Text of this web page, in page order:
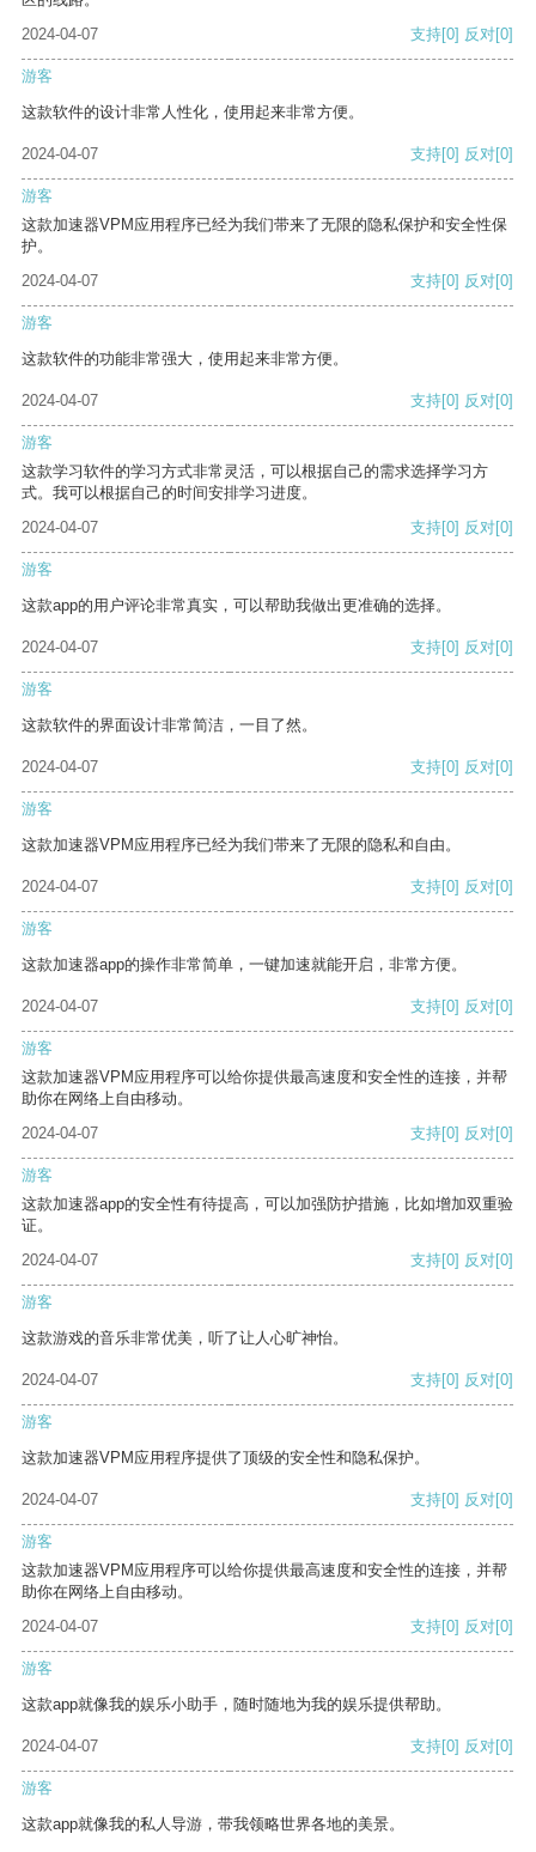
2024-04-07
支持[0] 反对[0]
游客
这款软件的设计非常人性化，使用起来非常方便。
2024-04-07 支持[0] 反对[0]
游客
这款加速器VPM应用程序已经为我们带来了无限的隐私保护和安全性保
护。
2024-04-07
支持[0] 反对[0]
游客
这款软件的功能非常强大，使用起来非常方便。
2024-04-07 支持[0] 反对[0]
游客
这款学习软件的学习方式非常灵活，可以根据自己的需求选择学习方
式。我可以根据自己的时间安排学习进度。
2024-04-07
支持[0] 反对[0]
游客
这款app的用户评论非常真实，可以帮助我做出更准确的选择。
2024-04-07 支持[0] 反对[0]
游客
这款软件的界面设计非常简洁，一目了然。
2024-04-07 支持[0] 反对[0]
游客
这款加速器VPM应用程序已经为我们带来了无限的隐私和自由。
2024-04-07 支持[0] 反对[0]
游客
这款加速器app的操作非常简单，一键加速就能开启，非常方便。
2024-04-07 支持[0] 反对[0]
游客
这款加速器VPM应用程序可以给你提供最高速度和安全性的连接，并帮
助你在网络上自由移动。
2024-04-07
支持[0] 反对[0]
游客
这款加速器app的安全性有待提高，可以加强防护措施，比如增加双重验
证。
2024-04-07
支持[0] 反对[0]
游客
这款游戏的音乐非常优美，听了让人心旷神怡。
2024-04-07 支持[0] 反对[0]
游客
这款加速器VPM应用程序提供了顶级的安全性和隐私保护。
2024-04-07 支持[0] 反对[0]
游客
这款加速器VPM应用程序可以给你提供最高速度和安全性的连接，并帮
助你在网络上自由移动。
2024-04-07
支持[0] 反对[0]
游客
这款app就像我的娱乐小助手，随时随地为我的娱乐提供帮助。
2024-04-07 支持[0] 反对[0]
游客
这款app就像我的私人导游，带我领略世界各地的美景。